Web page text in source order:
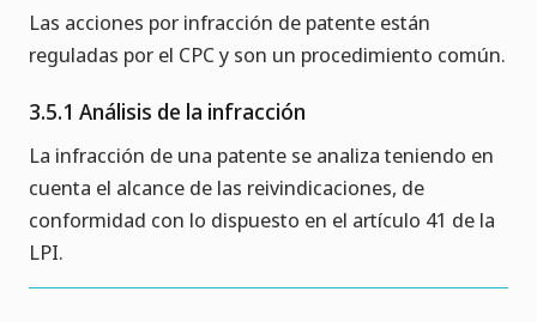
Las acciones por infracción de patente están
reguladas por el CPC y son un procedimiento común.
3.5.1 Análisis de la infracción
La infracción de una patente se analiza teniendo en
cuenta el alcance de las reivindicaciones, de
conformidad con lo dispuesto en el artículo 41 de la
LPI.